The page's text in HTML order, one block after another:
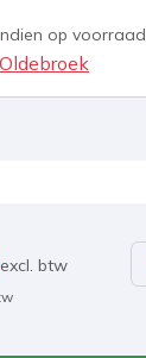
op voorraad
Oldebroek
excl. btw